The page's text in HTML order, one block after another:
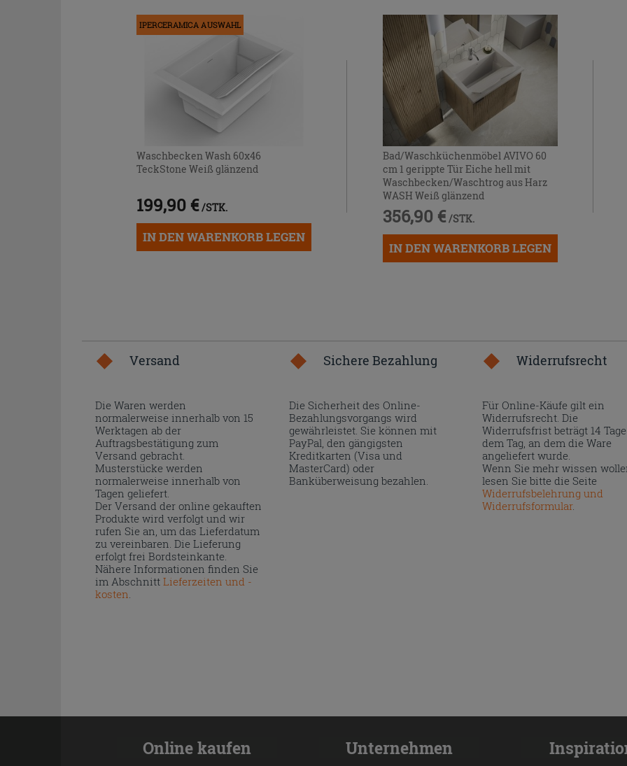
IPERCERAMICA AUSWAHL
Waschbecken Wash 60x46
TeckStone Weiß glänzend
199,90 € /STK.
IN DEN WARENKORB LEGEN
Bad/Waschküchenmöbel AVIVO 60
cm 1 gerippte Tür Eiche hell mit
Waschbecken/Waschtrog aus Harz
WASH Weiß glänzend
356,90 € /STK.
IN DEN WARENKORB LEGEN
Versand
Die Waren werden
normalerweise innerhalb von 15
Werktagen ab der
Auftragsbestätigung zum
Versand gebracht.
Musterstücke werden
normalerweise innerhalb von
Tagen geliefert.
Der Versand der online gekauften
Produkte wird verfolgt und wir
rufen Sie an, um das Lieferdatum
zu vereinbaren. Die Lieferung
erfolgt frei Bordsteinkante.
Nähere Informationen finden Sie
im Abschnitt Lieferzeiten und -
kosten
Sichere Bezahlung
Die Sicherheit des Online-
Bezahlungsvorgangs wird
gewährleistet. Sie können mit
PayPal, den gängigsten
Kreditkarten (Visa und
MasterCard) oder
Banküberweisung bezahlen.
Widerrufsrecht
Für Online-Käufe gilt ein
Widerrufsrecht. Die
Widerrufsfrist beträgt 14
dem Tag, an dem die Ware
angeliefert wurde.
Wenn Sie mehr wissen
lesen Sie bitte die Seite
Widerrufsbelehrung und
Widerrufsformular.
Online kaufen Unternehmen